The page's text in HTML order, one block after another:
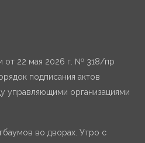
от 22 мая 2026 г. № 318/пр
подписания актов
управляющими организациями
во дворах. Утро с